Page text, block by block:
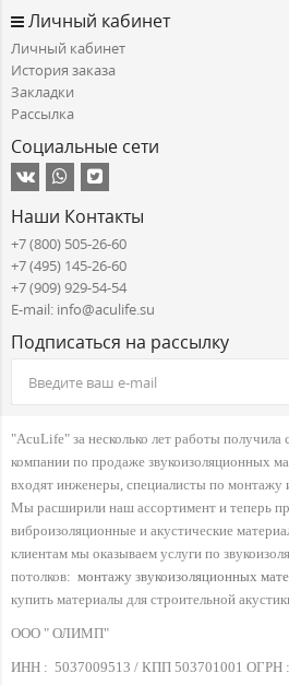
Личный кабинет
Личный кабинет
История заказа
Закладки
Рассылка
Социальные сети
Наши Контакты
+7 (800) 505-26-60
+7 (495) 145-26-60
+7 (909) 929-54-54
E-mail: info@aculife.su
Подписаться на рассылку
"AcuLife" за несколько лет работы
компании по продаже звукоизоляционных
входят инженеры, специалисты по
Мы расширили наш ассортимент и теперь
виброизоляционные и акустические
клиентам мы оказываем услуги по
потолков: монтажу звукоизоляционных
купить материалы для строительной
ООО " ОЛИМП"
ИНН : 5037009513 / КПП 503701001 ОГРН :